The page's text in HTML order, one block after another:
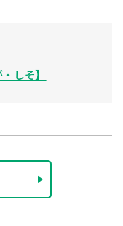
しそ】